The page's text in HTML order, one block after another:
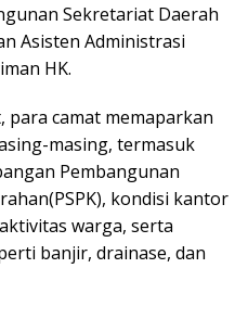
Sekretariat Daerah
Asisten Administrasi
HK.
camat memaparkan
masing, termasuk
Pembangunan
kondisi kantor
warga, serta
banjir, drainase, dan